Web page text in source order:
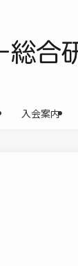
入会案内